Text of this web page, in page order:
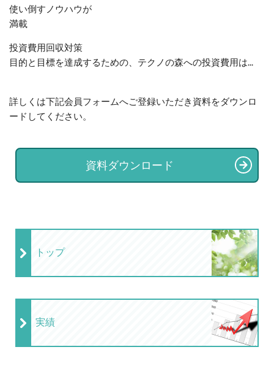
使い倒すノウハウが
満載
投資費用回収対策
目的と目標を達成するための、テクノの森への投資費用は...
詳しくは下記会員フォームへご登録いただき資料をダウンロ
ードしてください。
資料ダウンロード
トップ
実績